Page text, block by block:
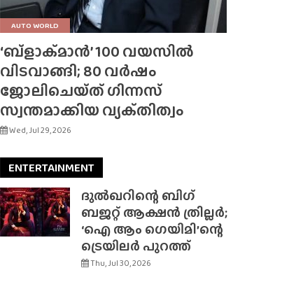
AUTO WORLD
‘ബ്‌ളാക്‌മാൻ’ 100 വയസിൽ
വിടവാങ്ങി; 80 വർഷം
ജോലിചെയ്‌ത്‌ ഗിന്നസ്
സ്വന്തമാക്കിയ വ്യക്‌തിത്വം
Wed, Jul 29, 2026
ENTERTAINMENT
ദുൽഖറിന്റെ ബിഗ്
ബജറ്റ് ആക്ഷൻ ത്രില്ലർ;
‘ഐ ആം ഗെയിമി’ന്റെ
ട്രെയിലർ പുറത്ത്
Thu, Jul 30, 2026